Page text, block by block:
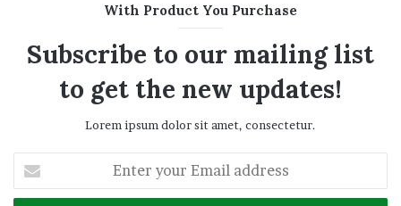
With Product You Purchase
Subscribe to our mailing list
to get the new updates!
Lorem ipsum dolor sit amet, consectetur.
your
Email